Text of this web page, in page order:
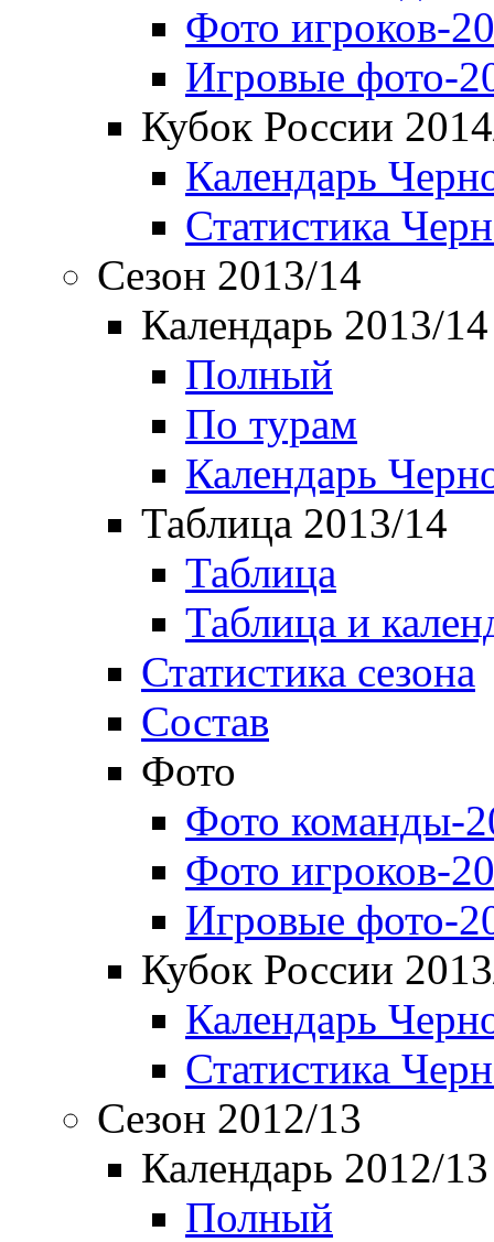
Фото игроков-
Игровые фото-
Кубок России
Календарь
Статистика
Сезон 2013/14
Календарь 2013/14
Полный
По турам
Календарь
Таблица 2013/14
Таблица
Таблица и
Статистика сезона
Состав
Фото
Фото команды-
Фото игроков-
Игровые фото-
Кубок России
Календарь
Статистика
Сезон 2012/13
Календарь 2012/13
Полный